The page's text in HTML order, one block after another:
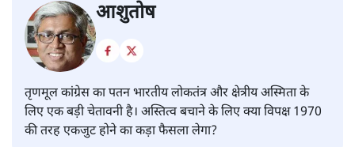
आशुतोष
तृणमूल कांग्रेस का पतन भारतीय लोकतंत्र और क्षेत्रीय अस्मिता के
लिए एक बड़ी चेतावनी है। अस्तित्व बचाने के लिए क्या विपक्ष 1970
की तरह एकजुट होने का कड़ा फैसला लेगा?